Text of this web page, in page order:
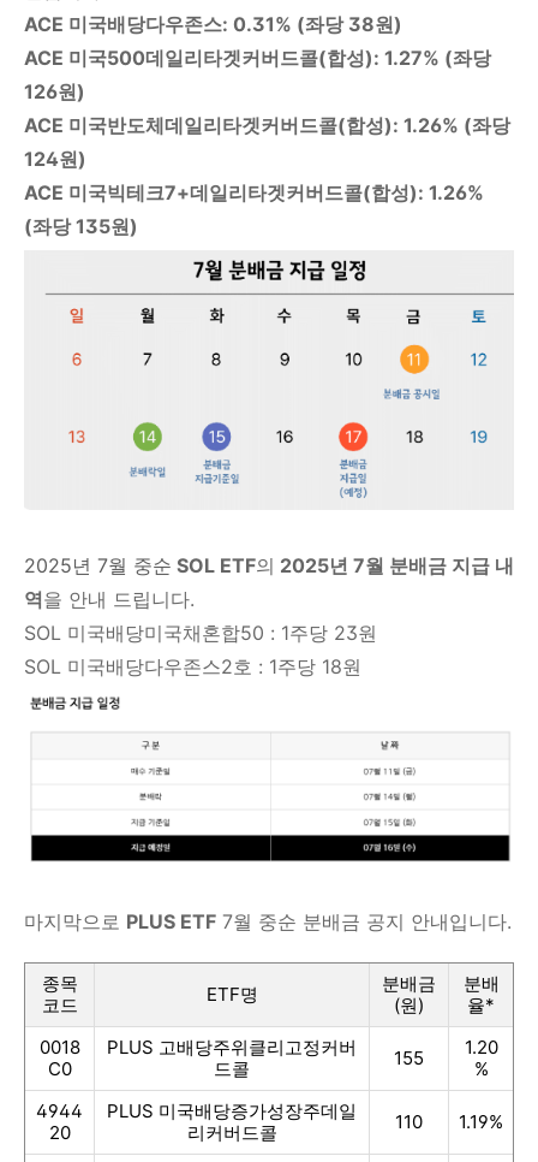
ACE 미국배당다우존스: 0.31% (좌당 38원)
ACE 미국500데일리타겟커버드콜(합성): 1.27% (좌당
126원)
ACE 미국반도체데일리타겟커버드콜(합성): 1.26% (좌당
124원)
ACE 미국빅테크7+데일리타겟커버드콜(합성): 1.26%
(좌당 135원)
2025년 7월 중순 SOL ETF의 2025년 7월 분배금 지급 내
역을 안내 드립니다.
SOL 미국배당미국채혼합50 : 1주당 23원
SOL 미국배당다우존스2호 : 1주당 18원
마지막으로 PLUS ETF 7월 중순 분배금 공지 안내입니다.
종목
코드
ETF명
분배금
(원)
분배
율*
0018
C0
PLUS 고배당주위클리고정커버
드콜
155
1.20
%
4944
20
PLUS 미국배당증가성장주데일
리커버드콜
110 1.19%